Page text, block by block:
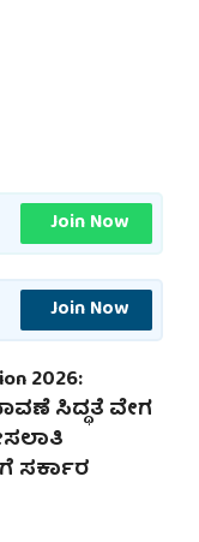
Join Now
Join Now
2026:
ಸಿದ್ಧತೆ ವೇಗ
ಸರ್ಕಾರ